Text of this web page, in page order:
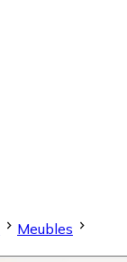
Meubles